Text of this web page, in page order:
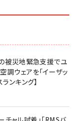
被災地緊急支援でユ
ウェアを「イーザッ
ンキング】